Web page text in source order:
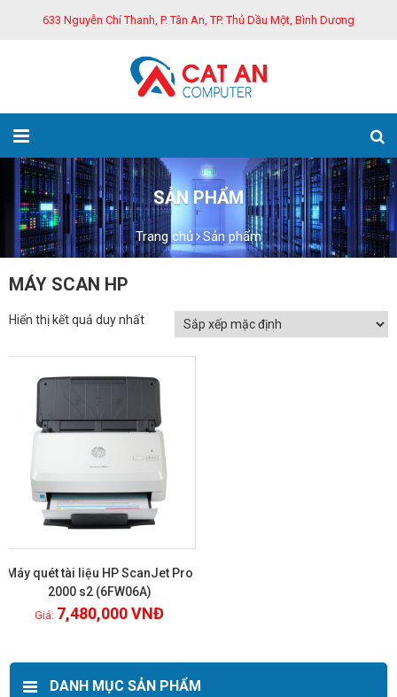
633 Nguyễn Chí Thanh, P. Tân An, TP. Thủ Dầu Một, Bình Dương
SẢN PHẨM
Trang chủ Sản phẩm
MÁY SCAN HP
Hiển thị kết quả duy nhất
Xem chi tiết
Máy quét tài liệu HP ScanJet Pro
2000 s2 (6FW06A)
7,480,000VNĐ
DANH MỤC SẢN PHẨM